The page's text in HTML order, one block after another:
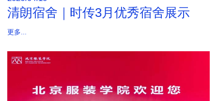
清朗宿舍｜时传3月优秀宿舍展示
更多...